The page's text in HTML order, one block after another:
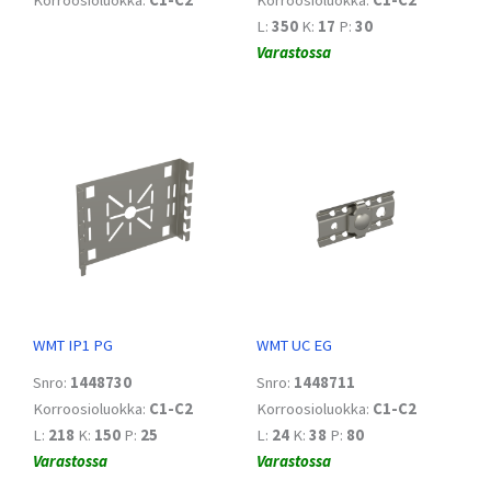
L: 350 K: 17 P: 30
Varastossa
WMT IP1 PG
Snro: 1448730
Korroosioluokka: C1-C2
L: 218 K: 150 P: 25
Varastossa
WMT UC EG
Snro: 1448711
Korroosioluokka: C1-C2
L: 24 K: 38 P: 80
Varastossa